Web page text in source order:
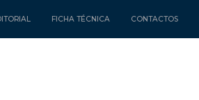
FICHA TÉCNICA CONTACTOS